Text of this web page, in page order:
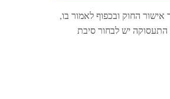
החוק ובכפוף לאמור בו,
יש לבחור סיבת